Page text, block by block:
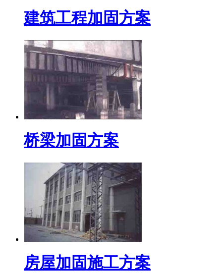
建筑工程加固方案
桥梁加固方案
房屋加固施工方案